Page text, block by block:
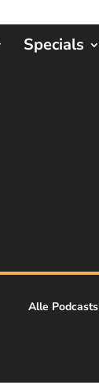
Specials
Alle Podcasts